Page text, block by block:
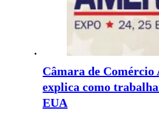
Câmara de Comércio
explica como
EUA